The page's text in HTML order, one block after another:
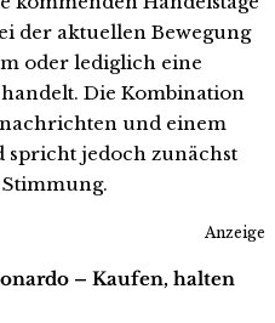
der aktuellen Bewegung
oder lediglich eine
Die Kombination
und einem
spricht jedoch zunächst
Anzeige
– Kaufen, halten